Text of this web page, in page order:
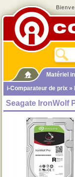
Matériel
i-Comparateur de prix »
Seagate IronWolf